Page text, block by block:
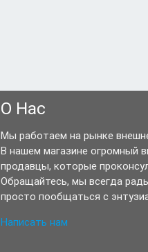
О Нас
Мы работаем на рынке
В нашем магазине огромный
продавцы, которые
Обращайтесь, мы всегда
просто пообщаться с
Написать нам